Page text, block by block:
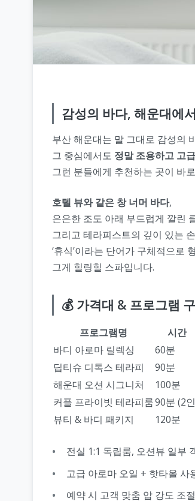
감성의 바다, 해운대에
부산 해운대는 말 그대로 감성의
그 중심에서도 정말 조용하고 고
그런 분들에게 추천하는 곳이 바로
호텔 뷰와 같은 창 너머 바다,
은은한 조도 아래 부드럽게 깔린
그리고 테라피스트의 깊이 있는
‘휴식’이라는 단어가 구체적으로
그게 힐링힐 스파입니다.
💰 가격대 & 프로그램
프로그램명 시간
바디 아로마 릴렉싱
60분
딥티슈 디톡스 테라피
90분
해운대 오션 시그니처
100분
커플 프라이빗 테라피룸90분 (2
뷰티 & 바디 패키지
120분
전실 1:1 독립룸, 오션뷰 일부
고급 아로마 오일 + 핫타올 사
예약 시 고객 맞춤 압 강도 조